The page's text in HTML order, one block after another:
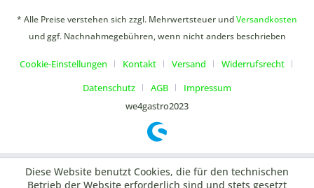
* Alle Preise verstehen sich zzgl. Mehrwertsteuer undVersandkosten
und ggf. Nachnahmegebühren, wenn nicht anders beschrieben
Cookie-Einstellungen Kontakt Versand
Widerrufsrecht
Datenschutz
AGB
Impressum
we4gastro2023
Diese Website benutzt Cookies, die für den technischen
Betrieb der Website erforderlich sind und stets gesetzt